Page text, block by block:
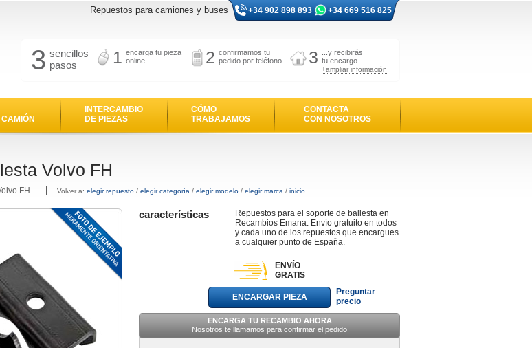
Repuestos para camiones y buses +34 902 898 893 +34 669 516 825
3 sencillos
pasos
1 encarga tu pieza
online
2 confirmamos tu
pedido por teléfono
3
...y recibirás
tu encargo
+ampliar información
INTERCAMBIO
DE PIEZAS
CÓMO
TRABAJAMOS
CONTACTA
CON NOSOTROS
Volvo FH
FH Volver a: elegir repuesto / elegir categoría / elegir modelo / elegir marca / inicio
características
Repuestos para el soporte de ballesta en
Recambios Emana. Envío gratuito en todos
y cada uno de los repuestos que encargues
a cualquier punto de España.
ENVÍO
GRATIS
ENCARGAR PIEZA
Preguntar
precio
ENCARGA TU RECAMBIO AHORA
Nosotros te llamamos para confirmar el pedido